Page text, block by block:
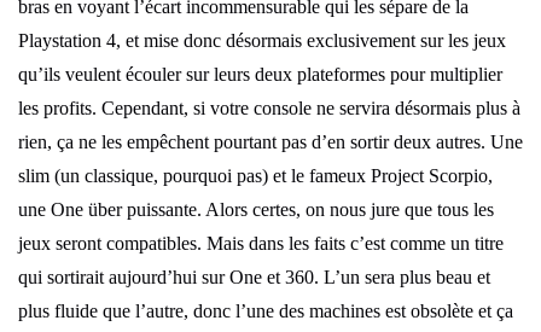
bras en voyant l’écart incommensurable qui les sépare de la
Playstation 4, et mise donc désormais exclusivement sur les jeux
qu’ils veulent écouler sur leurs deux plateformes pour multiplier
les profits. Cependant, si votre console ne servira désormais plus à
rien, ça ne les empêchent pourtant pas d’en sortir deux autres. Une
slim (un classique, pourquoi pas) et le fameux Project Scorpio,
une One über puissante. Alors certes, on nous jure que tous les
jeux seront compatibles. Mais dans les faits c’est comme un titre
qui sortirait aujourd’hui sur One et 360. L’un sera plus beau et
plus fluide que l’autre, donc l’une des machines est obsolète et ça